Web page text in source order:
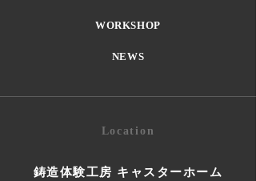
WORKSHOP
NEWS
Location
鋳造体験工房 キャスターホーム